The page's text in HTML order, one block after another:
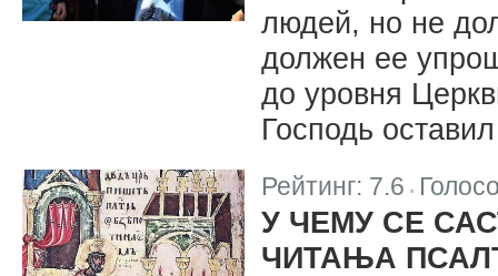
людей, но не
должен ее
до уровня
Господь
Рейтинг: 7.6 |
У ЧЕМУ СЕ
ЧИТАЊА